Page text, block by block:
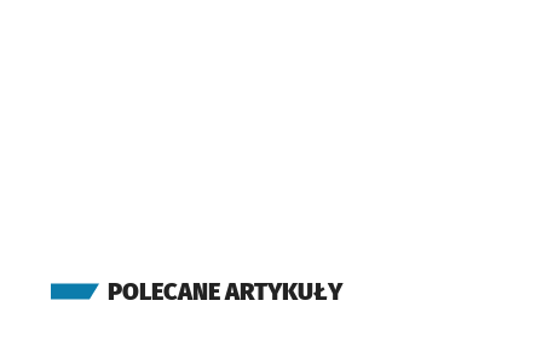
POLECANE ARTYKUŁY